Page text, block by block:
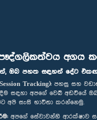
අගය
ඔබ පහත සඳහන් දේට
Tracking): පහසු සහ
සඳහා අපගේ වෙබ් අඩවියේ
අපි සැසි භාවිතා කරන්නෙමු.
අපගේ සේවාවන්හි ආරක්ෂාව
සිටින්න :